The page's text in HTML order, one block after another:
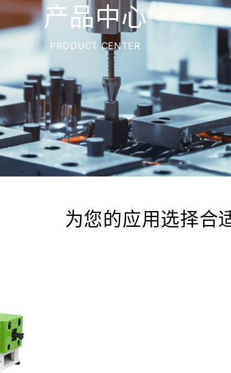
产品中心
PRODUCT CENTER
为您的应用选择合